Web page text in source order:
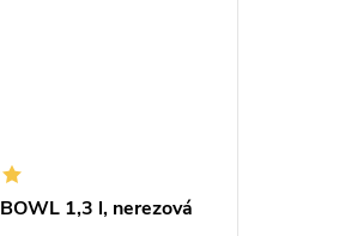
1,3 l, nerezová